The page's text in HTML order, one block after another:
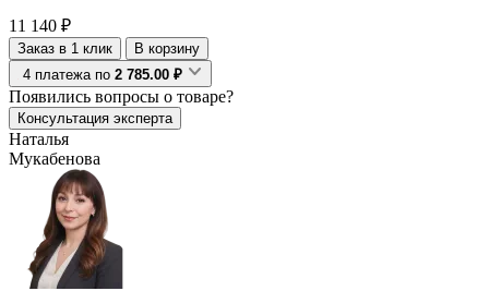
11 140 ₽
Заказ в 1 клик
В корзину
4 платежа по 2 785.00 ₽
Появились вопросы о товаре?
Консультация эксперта
Наталья
Мукабенова